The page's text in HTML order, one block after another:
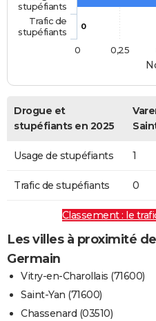
0
stupéfiants
Trafic de
stupéfiants
0
0,25
Drogue et
stupéfiants en 2025
Usage de stupéfiants 1
Trafic de stupéfiants 0
Classement : le
Les villes à proximité
Germain
Vitry-en-Charollais (71600)
Saint-Yan (71600)
Chassenard (03510)